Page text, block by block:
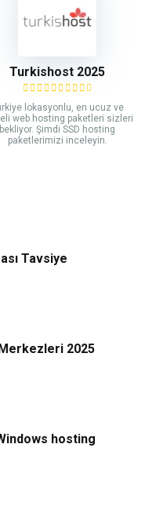
Turkishost 2025
lokasyonlu, en ucuz ve
web hosting paketleri sizleri
bekliyor. Şimdi SSD hosting
paketlerimizi inceleyin.
Tavsiye
2025
hosting